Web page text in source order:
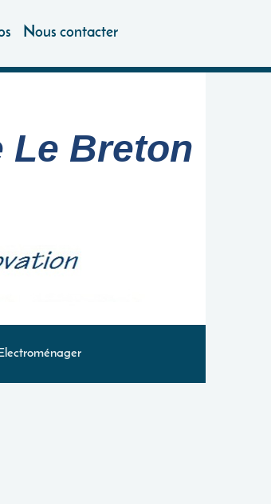
Nous contacter
Le Breton
Electroménager